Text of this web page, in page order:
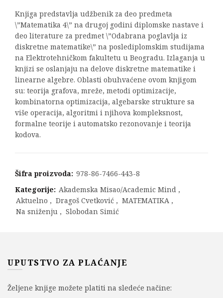
Knjiga predstavlja udžbenik za deo predmeta
\”Matematika 4\” na drugoj godini diplomske nastave i
deo literature za predmet \”Odabrana poglavlja iz
diskretne matematike\” na poslediplomskim studijama
na Elektrotehničkom fakultetu u Beogradu. Izlaganja u
knjizi se oslanjaju na delove diskretne matematike i
linearne algebre. Oblasti obuhvaćene ovom knjigom
su: teorija grafova, mreže, metodi optimizacije,
kombinatorna optimizacija, algebarske strukture sa
više operacija, algoritmi i njihova kompleksnost,
formalne teorije i automatsko rezonovanje i teorija
kodova.
Šifra proizvoda: 978-86-7466-443-8
Kategorije: Akademska Misao/Academic Mind ,
Aktuelno , Dragoš Cvetković , MATEMATIKA ,
Na sniženju , Slobodan Simić
UPUTSTVO ZA PLAĆANJE
Željene knjige možete platiti na sledeće načine: